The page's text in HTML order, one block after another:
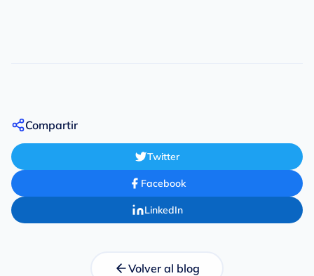
Compartir
Twitter
Facebook
LinkedIn
Volver al blog